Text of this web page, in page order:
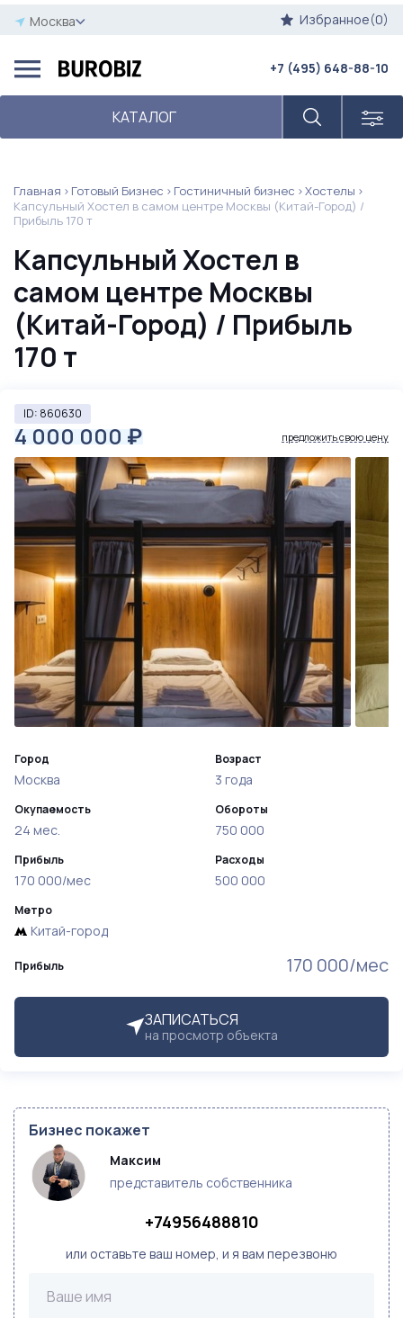
Москва Избранное(0)
КАТАЛОГ
+7 (495) 648-88-10
Главная Готовый Бизнес Гостиничный бизнес
Хостелы
Капсульный Хостел в самом центре Москвы (Китай-Город) /
Прибыль 170 т
Капсульный Хостел в
самом центре Москвы
(Китай-Город) / Прибыль
170 т
ID: 860630
4 000 000 ₽ предложить свою цену
Прибыль 170 000/мес
ЗАПИСАТЬСЯ
на просмотр объекта
Город
Москва
Окупаемость
24 мес.
Прибыль
170 000/мес
Возраст
3 года
Обороты
750 000
Расходы
500 000
Метро
Китай-город
Бизнес покажет
Максим
представитель собственника
+74956488810
или оставьте ваш номер, и я вам перезвоню